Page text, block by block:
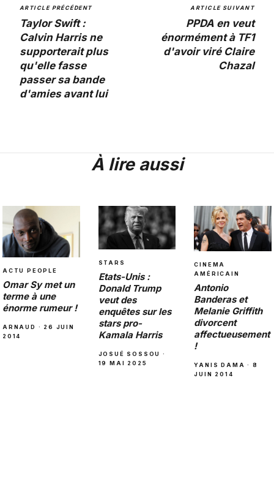
ARTICLE PRÉCÉDENT
Taylor Swift :
Calvin Harris ne
supporterait plus
qu'elle fasse
passer sa bande
d'amies avant lui
ARTICLE SUIVANT
PPDA en veut
énormément à TF1
d'avoir viré Claire
Chazal
À lire aussi
ACTU PEOPLE
Omar Sy met un
terme à une
énorme rumeur !
ARNAUD · 26 JUIN
2014
STARS
Etats-Unis :
Donald Trump
veut des
enquêtes sur les
stars pro-
Kamala Harris
JOSUÉ SOSSOU ·
19 MAI 2025
CINEMA
AMÉRICAIN
Antonio
Banderas et
Melanie Griffith
divorcent
affectueusement
!
YANIS DAMA · 8
JUIN 2014